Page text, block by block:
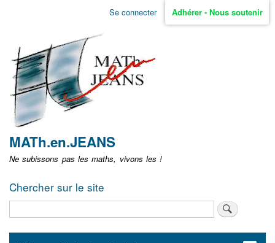
Aller
non
identifié
Se connecter Adhérer - Nous soutenir
MATh.en.JEANS
Ne subissons pas les maths, vivons les !
Chercher sur le site